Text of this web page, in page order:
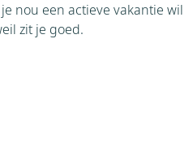
nou een actieve vakantie wil
zit je goed.